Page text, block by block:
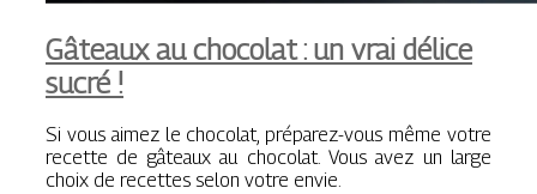
Gâteaux au chocolat : un vrai délice
sucré !
Si vous aimez le chocolat, préparez-vous même votre
recette de gâteaux au chocolat. Vous avez un large
choix de recettes selon votre envie.